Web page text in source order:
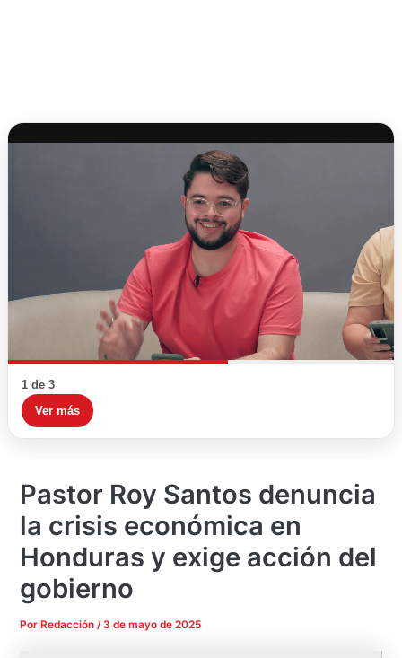
1 de 3
Ver más
Pastor Roy Santos denuncia
la crisis económica en
Honduras y exige acción del
gobierno
Por Redacción/ 3 de mayo de 2025